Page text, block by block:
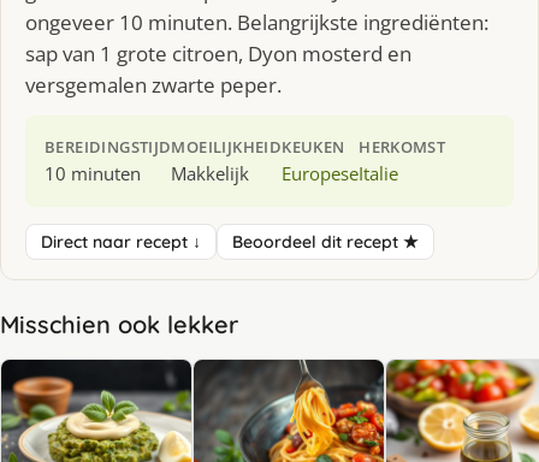
ongeveer 10 minuten. Belangrijkste ingrediënten:
sap van 1 grote citroen, Dyon mosterd en
versgemalen zwarte peper.
BEREIDINGSTIJD
10 minuten
MOEILIJKHEID
Makkelijk
KEUKEN
Europese
HERKOMST
Italie
Direct naar recept ↓ Beoordeel dit recept ★
Misschien ook lekker